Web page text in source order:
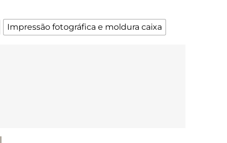
Impressão fotográfica e moldura caixa